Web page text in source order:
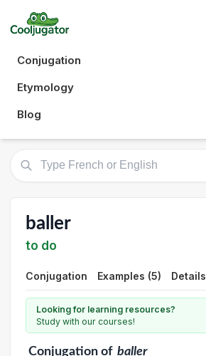
Conjugation
Etymology
Blog
baller
to do
Conjugation Examples (5) Details
Looking for learning resources?
Study with our courses!
Conjugationof baller